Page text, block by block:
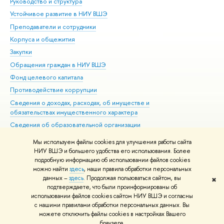
Мы используем файлы cookies для улучшения работы сайта
НИУ ВШЭ и большего удобства его использования. Более
подробную информацию об использовании файлов cookies
можно найти здесь, наши правила обработки персональных
данных –здесь. Продолжая пользоваться сайтом, вы
подтверждаете, что были проинформированы об
использовании файлов cookies сайтом НИУ ВШЭ и согласны
с нашими правилами обработки персональных данных. Вы
можете отключить файлы cookies в настройках Вашего
✖
Устойчивое развитие в НИУ ВШЭ
Преподаватели и сотрудники
Корпуса и общежития
Закупки
Обращения граждан в НИУ ВШЭ
Фонд целевого капитала
Противодействие коррупции
Сведения о доходах, расходах, об имуществе и
обязательствах имущественного характера
Сведения об образовательной организации
Людям с ограниченными возможностями здоровья
Единая платежная страница
Работа в Вышке
© НИУ ВШЭ 1993–2026 Адреса и контакты Условия использования
материалов Политика конфиденциальности Карта сайта
Шрифты HSE Sans и HSE Slab разработаны вШколе дизайна НИУ ВШЭ